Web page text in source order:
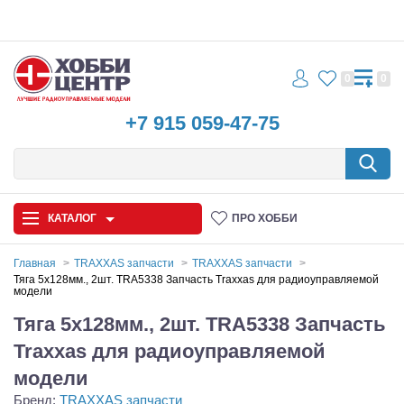
+7 915 059-47-75
0 0
КАТАЛОГ ПРО ХОББИ
Автомодели
Запчасти и аксессуары
Игрушки
Главная TRAXXAS запчасти
TRAXXAS запчасти
Тяга 5х128мм., 2шт. TRA5338 Запчасть Traxxas для радиоуправляемой
модели
Тяга 5х128мм., 2шт. TRA5338 Запчасть
Traxxas для радиоуправляемой
модели
Бренд: TRAXXAS запчасти